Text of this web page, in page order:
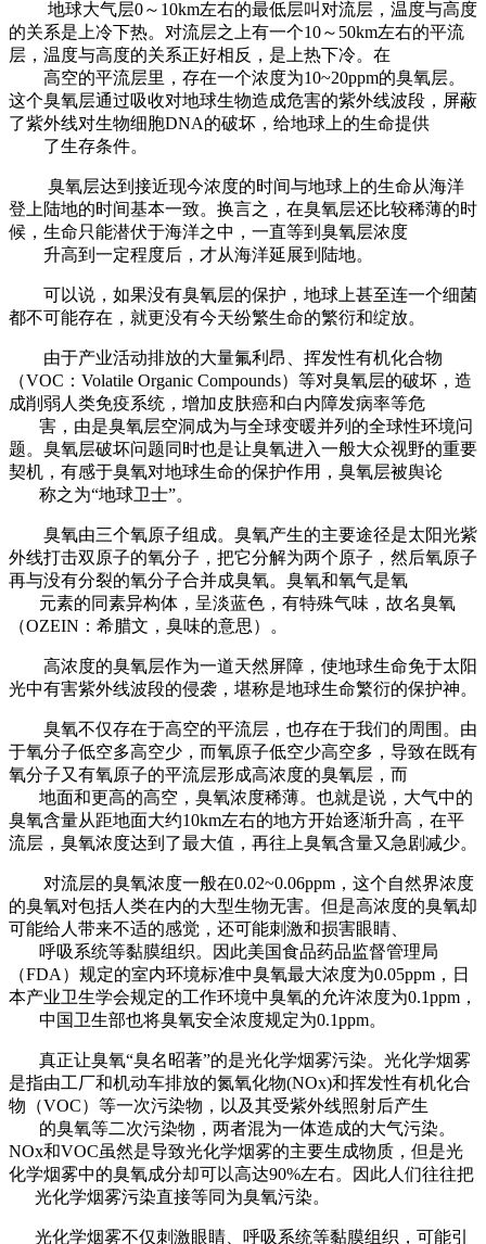
地球大气层0～10km左右的最低层叫对流层，温度与高度
的关系是上冷下热。对流层之上有一个10～50km左右的平流
层，温度与高度的关系正好相反，是上热下冷。在
高空的平流层里，存在一个浓度为10~20ppm的臭氧层。
这个臭氧层通过吸收对地球生物造成危害的紫外线波段，屏蔽
了紫外线对生物细胞DNA的破坏，给地球上的生命提供
了生存条件。
臭氧层达到接近现今浓度的时间与地球上的生命从海洋
登上陆地的时间基本一致。换言之，在臭氧层还比较稀薄的时
候，生命只能潜伏于海洋之中，一直等到臭氧层浓度
升高到一定程度后，才从海洋延展到陆地。
可以说，如果没有臭氧层的保护，地球上甚至连一个细菌
都不可能存在，就更没有今天纷繁生命的繁衍和绽放。
由于产业活动排放的大量氟利昂、挥发性有机化合物
（VOC：Volatile Organic Compounds）等对臭氧层的破坏，造
成削弱人类免疫系统，增加皮肤癌和白内障发病率等危
害，由是臭氧层空洞成为与全球变暖并列的全球性环境问
题。臭氧层破坏问题同时也是让臭氧进入一般大众视野的重要
契机，有感于臭氧对地球生命的保护作用，臭氧层被舆论
称之为“地球卫士”。
臭氧由三个氧原子组成。臭氧产生的主要途径是太阳光紫
外线打击双原子的氧分子，把它分解为两个原子，然后氧原子
再与没有分裂的氧分子合并成臭氧。臭氧和氧气是氧
元素的同素异构体，呈淡蓝色，有特殊气味，故名臭氧
（OZEIN：希腊文，臭味的意思）。
高浓度的臭氧层作为一道天然屏障，使地球生命免于太阳
光中有害紫外线波段的侵袭，堪称是地球生命繁衍的保护神。
臭氧不仅存在于高空的平流层，也存在于我们的周围。由
于氧分子低空多高空少，而氧原子低空少高空多，导致在既有
氧分子又有氧原子的平流层形成高浓度的臭氧层，而
地面和更高的高空，臭氧浓度稀薄。也就是说，大气中的
臭氧含量从距地面大约10km左右的地方开始逐渐升高，在平
流层，臭氧浓度达到了最大值，再往上臭氧含量又急剧减少。
对流层的臭氧浓度一般在0.02~0.06ppm，这个自然界浓度
的臭氧对包括人类在内的大型生物无害。但是高浓度的臭氧却
可能给人带来不适的感觉，还可能刺激和损害眼睛、
呼吸系统等黏膜组织。因此美国食品药品监督管理局
（FDA）规定的室内环境标准中臭氧最大浓度为0.05ppm，日
本产业卫生学会规定的工作环境中臭氧的允许浓度为0.1ppm，
中国卫生部也将臭氧安全浓度规定为0.1ppm。
真正让臭氧“臭名昭著”的是光化学烟雾污染。光化学烟雾
是指由工厂和机动车排放的氮氧化物(NOx)和挥发性有机化合
物（VOC）等一次污染物，以及其受紫外线照射后产生
的臭氧等二次污染物，两者混为一体造成的大气污染。
NOx和VOC虽然是导致光化学烟雾的主要生成物质，但是光
化学烟雾中的臭氧成分却可以高达90%左右。因此人们往往把
光化学烟雾污染直接等同为臭氧污染。
光化学烟雾不仅刺激眼睛、呼吸系统等黏膜组织，可能引